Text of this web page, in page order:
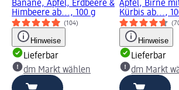
Banane, Apfel, Erdbeere &
Himbeere ab..., 100 g
(104)
Hinweise
Lieferbar
dm Markt wählen
Apfel, Birne
Kürbis ab...,
Hinweise
Lieferbar
dm Markt